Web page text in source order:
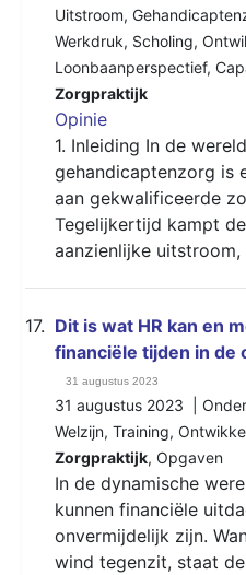
Uitstroom,
Werkdruk, Scholing,
Loonbaanperspectief,
Zorgpraktijk
Opinie
1. Inleiding In de
gehandicaptenzorg is
aan gekwalificeerde
Tegelijkertijd kampt
aanzienlijke
17. Dit is wat HR kan en
financiële tijden in de
31 augustus 2023
31 augustus 2023 |
Welzijn, Training,
Zorgpraktijk, Opgaven
In de dynamische
kunnen financiële
onvermijdelijk zijn.
wind tegenzit, staat